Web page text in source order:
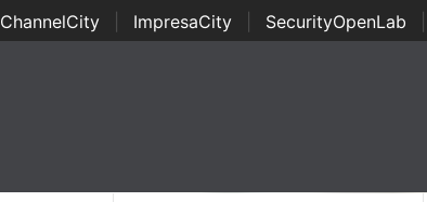
ChannelCity ImpresaCity SecurityOpenLab
Awards